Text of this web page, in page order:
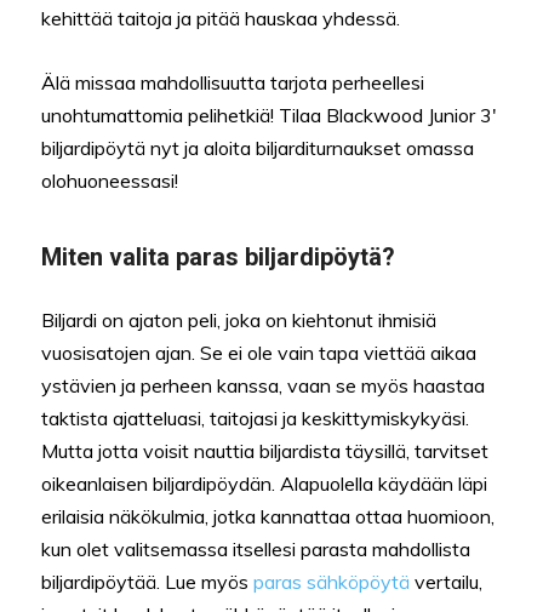
kehittää taitoja ja pitää hauskaa yhdessä.
Älä missaa mahdollisuutta tarjota perheellesi
unohtumattomia pelihetkiä! Tilaa Blackwood Junior 3′
biljardipöytä nyt ja aloita biljarditurnaukset omassa
olohuoneessasi!
Miten valita paras biljardipöytä?
Biljardi on ajaton peli, joka on kiehtonut ihmisiä
vuosisatojen ajan. Se ei ole vain tapa viettää aikaa
ystävien ja perheen kanssa, vaan se myös haastaa
taktista ajatteluasi, taitojasi ja keskittymiskykyäsi.
Mutta jotta voisit nauttia biljardista täysillä, tarvitset
oikeanlaisen biljardipöydän. Alapuolella käydään läpi
erilaisia näkökulmia, jotka kannattaa ottaa huomioon,
kun olet valitsemassa itsellesi parasta mahdollista
biljardipöytää. Lue myös paras sähköpöytä vertailu,